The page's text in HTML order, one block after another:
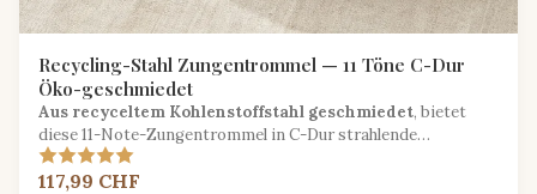
Recycling-Stahl Zungentrommel — 11 Töne C-Dur
Öko-geschmiedet
Aus recyceltem Kohlenstoffstahl geschmiedet, bietet
diese 11-Note-Zungentrommel in C-Dur strahlende
pentatonische Töne mit einem reduzierten ökologischen
Fußabdruck.
117,99 CHF